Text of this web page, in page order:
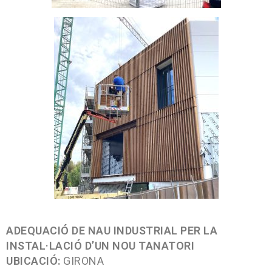
ADEQUACIÓ DE NAU INDUSTRIAL PER LA
INSTAL·LACIÓ D’UN NOU TANATORI
UBICACIÓ: GIRONA